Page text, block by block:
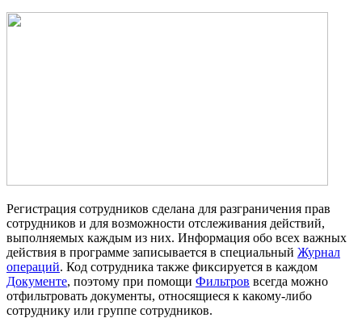
Регистрация сотрудников сделана для разграничения прав
сотрудников и для возможности отслеживания действий,
выполняемых каждым из них. Информация обо всех важных
действия в программе записывается в специальный Журнал
операций. Код сотрудника также фиксируется в каждом
Документе, поэтому при помощи Фильтров всегда можно
отфильтровать документы, относящиеся к какому-либо
сотруднику или группе сотрудников.